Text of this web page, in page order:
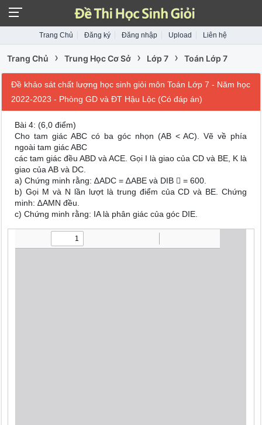
Trang Chủ Đăng ký Đăng nhập Upload Liên hệ
Trang Chủ › Trung Học Cơ Sở › Lớp 7 › Toán Lớp 7
Đề khảo sát chất lượng học sinh giỏi môn Toán Lớp 7 - Năm học
2022-2023 - Phòng GD và ĐT Hậu Lộc (Có đáp án)
Bài 4: (6,0 điểm)
Cho tam giác ABC có ba góc nhọn (AB < AC). Vẽ về phía
ngoài tam giác ABC
các tam giác đều ABD và ACE. Gọi I là giao của CD và BE, K là
giao của AB và DC.
a) Chứng minh rằng: ∆ADC = ∆ABE và DIB  = 600.
b) Gọi M và N lần lượt là trung điểm của CD và BE. Chứng
minh: ∆AMN đều.
c) Chứng minh rằng: IA là phân giác của góc DIE.